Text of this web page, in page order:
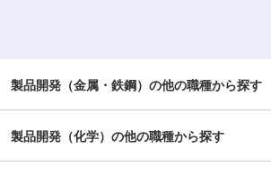
業廃棄物を処理する資源リサイクル事業にも取り
修制度の下、社員一人ひとりが会社を支える中核
人材として能力発揮できるよう計画的に育成して
います。成長の機会も必然的に多く、確実にスキ
ロセス管理 ・技能系社員のマネジメント、工場の
安定稼働・生産能力向上の推進 ■組織体制： 所
属長（製造部長および製鋼工場長）の下に技術系
実際に機器を操作し操業を管理するオペレーター
製品開発（金属・鉄鋼）の他の職種から探す
製品開発（化学）の他の職種から探す